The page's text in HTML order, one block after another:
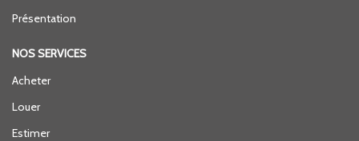
Présentation
NOS SERVICES
Acheter
Louer
Estimer